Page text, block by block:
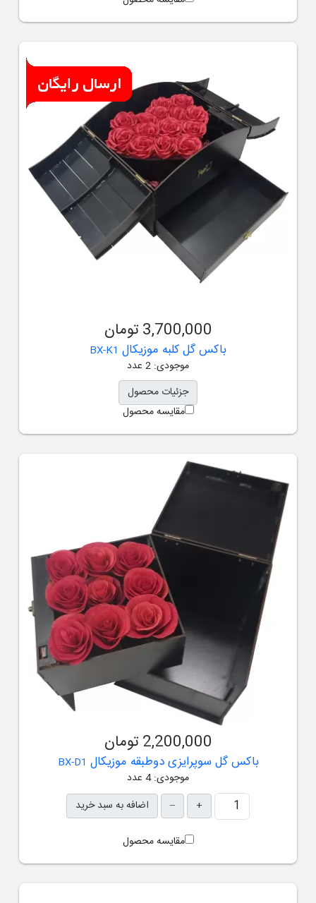
3,700,000 تومان
باکس گل کلبه موزیکال BX-K1
موجودی: 2 عدد
جزئیات محصول
مقایسه محصول
2,200,000 تومان
باکس گل سوپرایزی دوطبقه موزیکال BX-D1
موجودی: 4 عدد
+
– اضافه به سبد خرید
مقایسه محصول